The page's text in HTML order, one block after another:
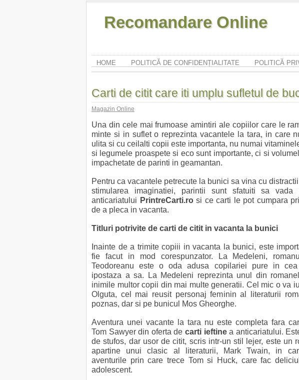
Recomandare Online
HOME POLITICĂ DE CONFIDENȚIALITATE POLITICĂ
Carti de citit care iti umplu sufletul de
Magazin Online
Una din cele mai frumoase amintiri ale copiilor care le
minte si in suflet o reprezinta vacantele la tara, in care
ulita si cu ceilalti copii este importanta, nu numai
si legumele proaspete si eco sunt importante, ci si
impachetate de parinti in geamantan.
Pentru ca vacantele petrecute la bunici sa vina cu
stimularea imaginatiei, parintii sunt sfatuiti sa vada
anticariatului PrintreCarti.rosi ce carti le pot cumpara
de a pleca in vacanta.
Titluri potrivite de carti de citit in vacanta la bunici
Inainte de a trimite copiii in vacanta la bunici, este
fie facut in mod corespunzator. La Medeleni,
Teodoreanu este o oda adusa copilariei pure in cea
ipostaza a sa. La Medeleni reprezinta unul din
inimile multor copii din mai multe generatii. Cel mic o va
Olguta, cel mai reusit personaj feminin al literaturii
poznas, dar si pe bunicul Mos Gheorghe.
Aventura unei vacante la tara nu este completa fara
Tom Sawyer din oferta de carti ieftinea anticariatului.
de stufos, dar usor de citit, scris intr-un stil lejer, este un
apartine unui clasic al literaturii, Mark Twain, in
aventurile prin care trece Tom si Huck, care fac
adolescent.